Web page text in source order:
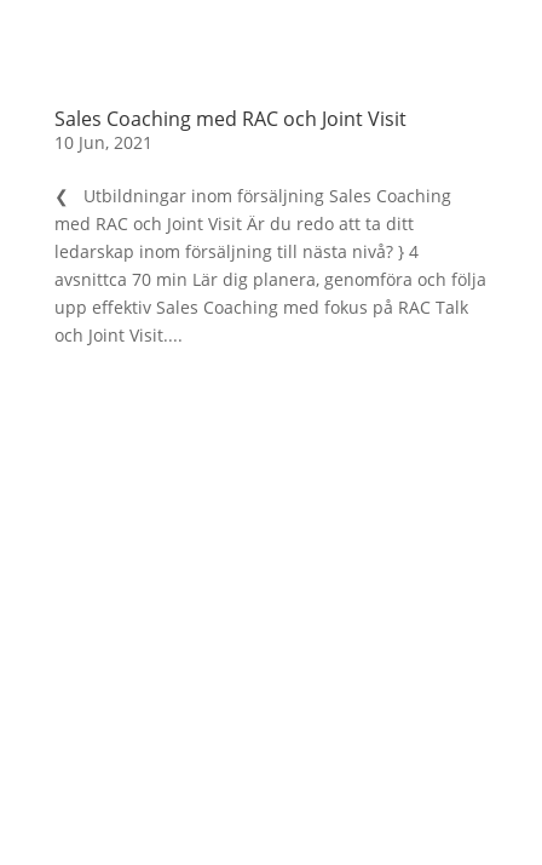
Sales Coaching med RAC och Joint Visit
10 Jun, 2021
❮ Utbildningar inom försäljning Sales Coaching
med RAC och Joint Visit Är du redo att ta ditt
ledarskap inom försäljning till nästa nivå? } 4
avsnittca 70 min Lär dig planera, genomföra och följa
upp effektiv Sales Coaching med fokus på RAC Talk
och Joint Visit....